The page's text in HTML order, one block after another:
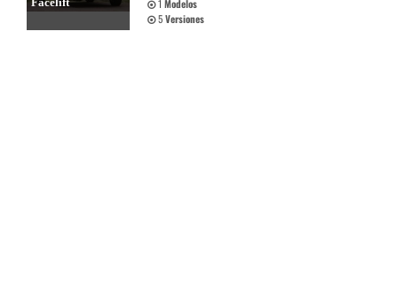
1 Modelos
5Versiones